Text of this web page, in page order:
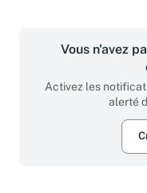
Vous n'avez
Activez les
alerté